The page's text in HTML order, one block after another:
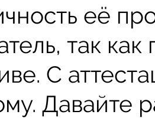
её
так
С
Давайте